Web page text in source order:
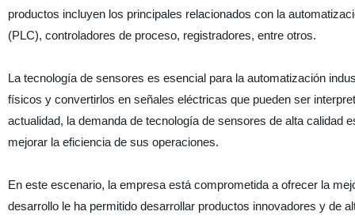
productos incluyen los principales relacionados con la
(PLC), controladores de proceso, registradores, entre otros.
La tecnología de sensores es esencial para la automatización
físicos y convertirlos en señales eléctricas que pueden ser
actualidad, la demanda de tecnología de sensores de alta
mejorar la eficiencia de sus operaciones.
En este escenario, la empresa está comprometida a ofrecer la
desarrollo le ha permitido desarrollar productos innovadores y de